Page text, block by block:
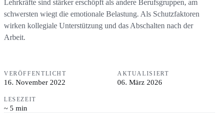
Lehrkräfte sind stärker erschöpft als andere Berufsgruppen, am
schwersten wiegt die emotionale Belastung. Als Schutzfaktoren
wirken kollegiale Unterstützung und das Abschalten nach der
Arbeit.
VERÖFFENTLICHT
16. November 2022
AKTUALISIERT
06. März 2026
LESEZEIT
~ 5 min